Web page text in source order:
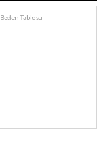
Beden Tablosu